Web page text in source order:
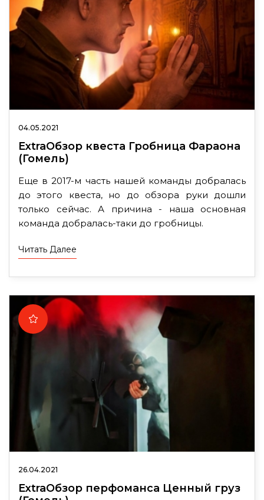
04.05.2021
ExtraОбзор квеста Гробница Фараона
(Гомель)
Еще в 2017-м часть нашей команды добралась
до этого квеста, но до обзора руки дошли
только сейчас. А причина - наша основная
команда добралась-таки до гробницы.
Читать Далее
26.04.2021
ExtraОбзор перфоманса Ценный груз